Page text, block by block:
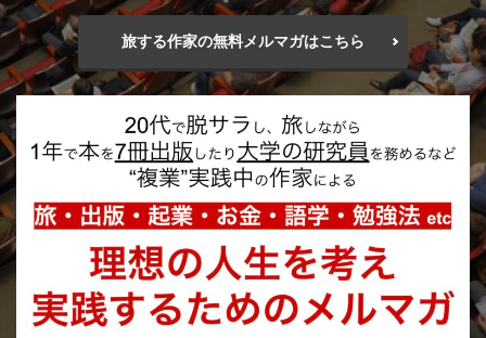
旅する作家の無料メルマガはこちら